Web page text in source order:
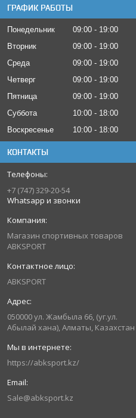
ГРАФИК РАБОТЫ
Понедельник 09:00
19:00
Вторник
09:00
19:00
Среда
09:00
19:00
Четверг
09:00
19:00
Пятница
09:00
19:00
Суббота
10:00
18:00
Воскресенье
10:00 18:00
КОНТАКТЫ
+7 (747) 329-20-54
Whatsapp и звонки
Магазин спортивных товаров
ABKSPORT
ABKSPORT
050000 ул. Жамбыла 66, (уг.ул.
Абылай хана), Алматы, Казахстан
https://abksport.kz/
Sale@abksport.kz